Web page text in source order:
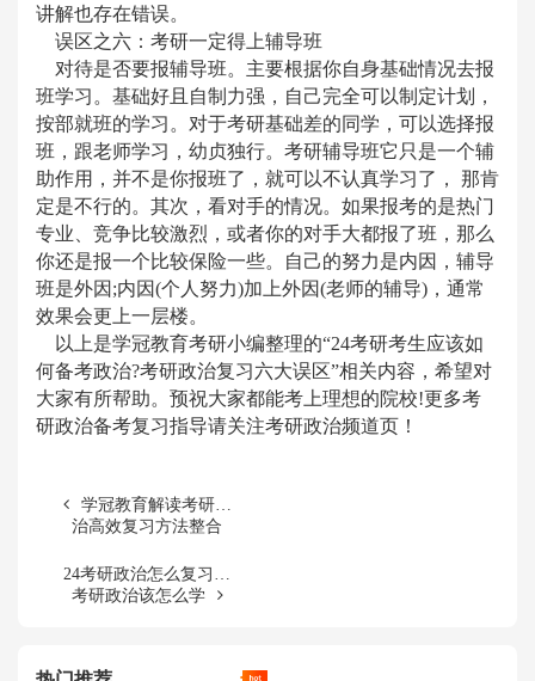
讲解也存在错误。
误区之六：考研一定得上辅导班
对待是否要报辅导班。主要根据你自身基础情况去报
班学习。基础好且自制力强，自己完全可以制定计划，
按部就班的学习。对于考研基础差的同学，可以选择报
班，跟老师学习，幼贞独行。考研辅导班它只是一个辅
助作用，并不是你报班了，就可以不认真学习了， 那肯
定是不行的。 其次，看对手的情况。如果报考的是热门
专业、竞争比较激烈，或者你的对手大都报了班，那么
你还是报一个比较保险一些。自己的努力是内因，辅导
班是外因 ;内因(个人努力)加上外因(老师的辅导)，通常
效果会更上一层楼。
以上是学冠教育考研小编整理的“24考研考生应该如
何备考政治?考研政治复习六大误区”相关内容，希望对
大家有所帮助。预祝大家都能考上理想的院校!更多考
研政治备考复习指导请关注考研政治频道页！
学冠教育解读考研政
治高效复习方法整合
24考研政治怎么复习？
考研政治该怎么学